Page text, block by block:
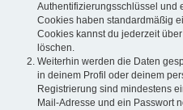
Authentifizierungsschlüssel und
Cookies haben standardmäßig
Cookies kannst du jederzeit
löschen.
Weiterhin werden die Daten
in deinem Profil oder deinem
Registrierung sind mindestens
Mail-Adresse und ein Passwort